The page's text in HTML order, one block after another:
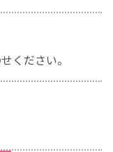
ください。